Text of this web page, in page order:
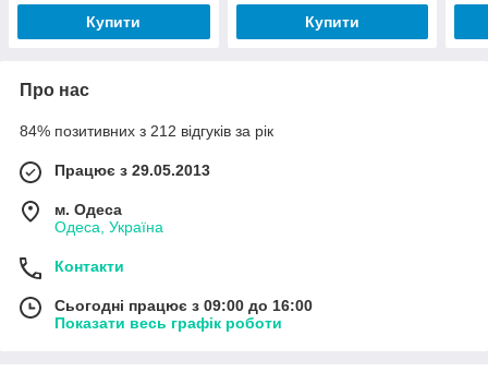
Купити Купити
Про нас
84% позитивних з 212 відгуків за рік
Працює з 29.05.2013
м. Одеса
Одеса, Україна
Контакти
Сьогодні працює з 09:00 до 16:00
Показати весь графік роботи